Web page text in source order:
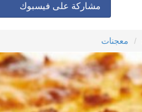
مشاركة على فيسبوك
معجنات